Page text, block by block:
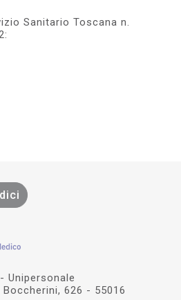
Sanitario Toscana n.
Unipersonale
626 - 55016